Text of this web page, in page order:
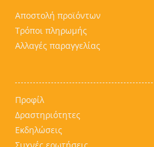
Αποστολή προϊόντων
Τρόποι πληρωμής
Αλλαγές παραγγελίας
Προφίλ
Δραστηριότητες
Εκδηλώσεις